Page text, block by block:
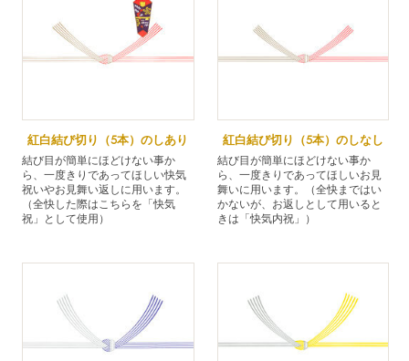
紅白結び切り（5本）のしあり
結び目が簡単にほどけない事か
ら、一度きりであってほしい快気
祝いやお見舞い返しに用います。
（全快した際はこちらを「快気
祝」として使用）
紅白結び切り（5本）のしなし
結び目が簡単にほどけない事か
ら、一度きりであってほしいお見
舞いに用います。（全快まではい
かないが、お返しとして用いると
きは「快気内祝」）